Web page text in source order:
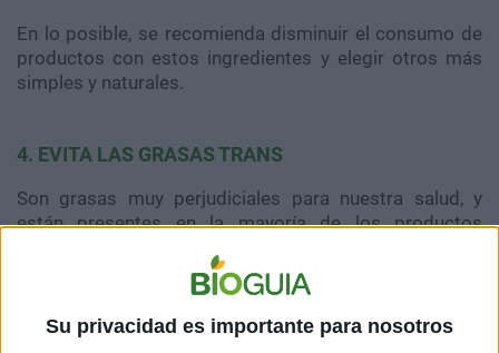
Su privacidad es importante para nosotros
En lo posible, se recomienda disminuir el consumo de
productos con estos ingredientes y elegir otros más
simples y naturales.
4. EVITA LAS GRASAS TRANS
Son grasas muy perjudiciales para nuestra salud, y
están presentes en la mayoría de los productos
crema de leche, embutidos, pizzas, galletas, alfajores,